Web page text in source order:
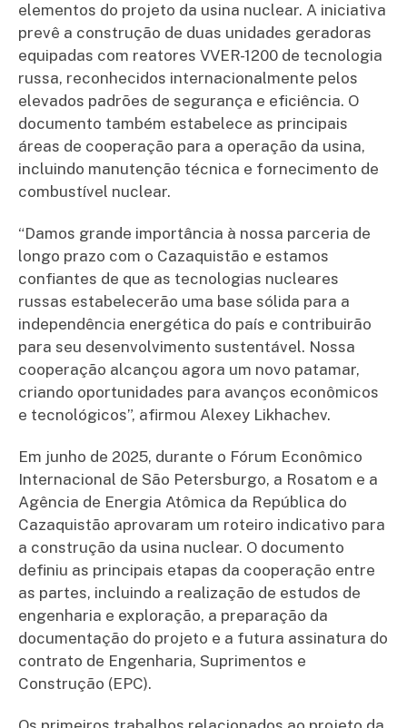
elementos do projeto da usina nuclear. A iniciativa
prevê a construção de duas unidades geradoras
equipadas com reatores VVER-1200 de tecnologia
russa, reconhecidos internacionalmente pelos
elevados padrões de segurança e eficiência. O
documento também estabelece as principais
áreas de cooperação para a operação da usina,
incluindo manutenção técnica e fornecimento de
combustível nuclear.
“Damos grande importância à nossa parceria de
longo prazo com o Cazaquistão e estamos
confiantes de que as tecnologias nucleares
russas estabelecerão uma base sólida para a
independência energética do país e contribuirão
para seu desenvolvimento sustentável. Nossa
cooperação alcançou agora um novo patamar,
criando oportunidades para avanços econômicos
e tecnológicos”, afirmou Alexey Likhachev.
Em junho de 2025, durante o Fórum Econômico
Internacional de São Petersburgo, a Rosatom e a
Agência de Energia Atômica da República do
Cazaquistão aprovaram um roteiro indicativo para
a construção da usina nuclear. O documento
definiu as principais etapas da cooperação entre
as partes, incluindo a realização de estudos de
engenharia e exploração, a preparação da
documentação do projeto e a futura assinatura do
contrato de Engenharia, Suprimentos e
Construção (EPC).